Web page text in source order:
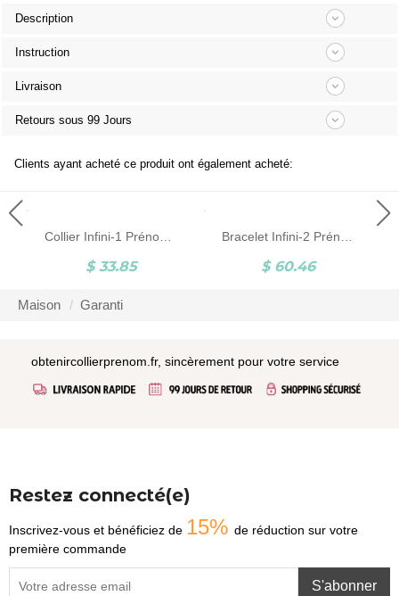
Description
Instruction
Livraison
Retours sous 99 Jours
Clients ayant acheté ce produit ont également acheté:
Collier Infini-1 Prénom-Argent
$ 33.85 $ 60.46
Maison Garanti
obtenircollierprenom.fr, sincèrement pour votre service
Restez connecté(e)
Inscrivez-vous et bénéficiez de 15% de réduction sur votre
première commande
S'abonner